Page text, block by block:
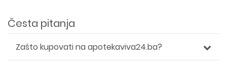
Česta pitanja
Zašto kupovati na apotekaviva24.ba?